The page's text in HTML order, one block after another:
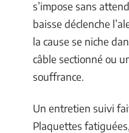
s’impose sans
baisse déclenche
la cause se niche
câble sectionné ou
souffrance.
Un entretien suivi
Plaquettes